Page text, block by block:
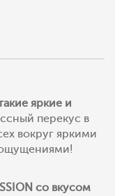
яркие и
перекус в
вокруг яркими
со вкусом